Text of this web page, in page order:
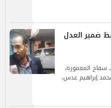
ضمير العدل
سفاح المعمورة،
إبراهيم عدس،